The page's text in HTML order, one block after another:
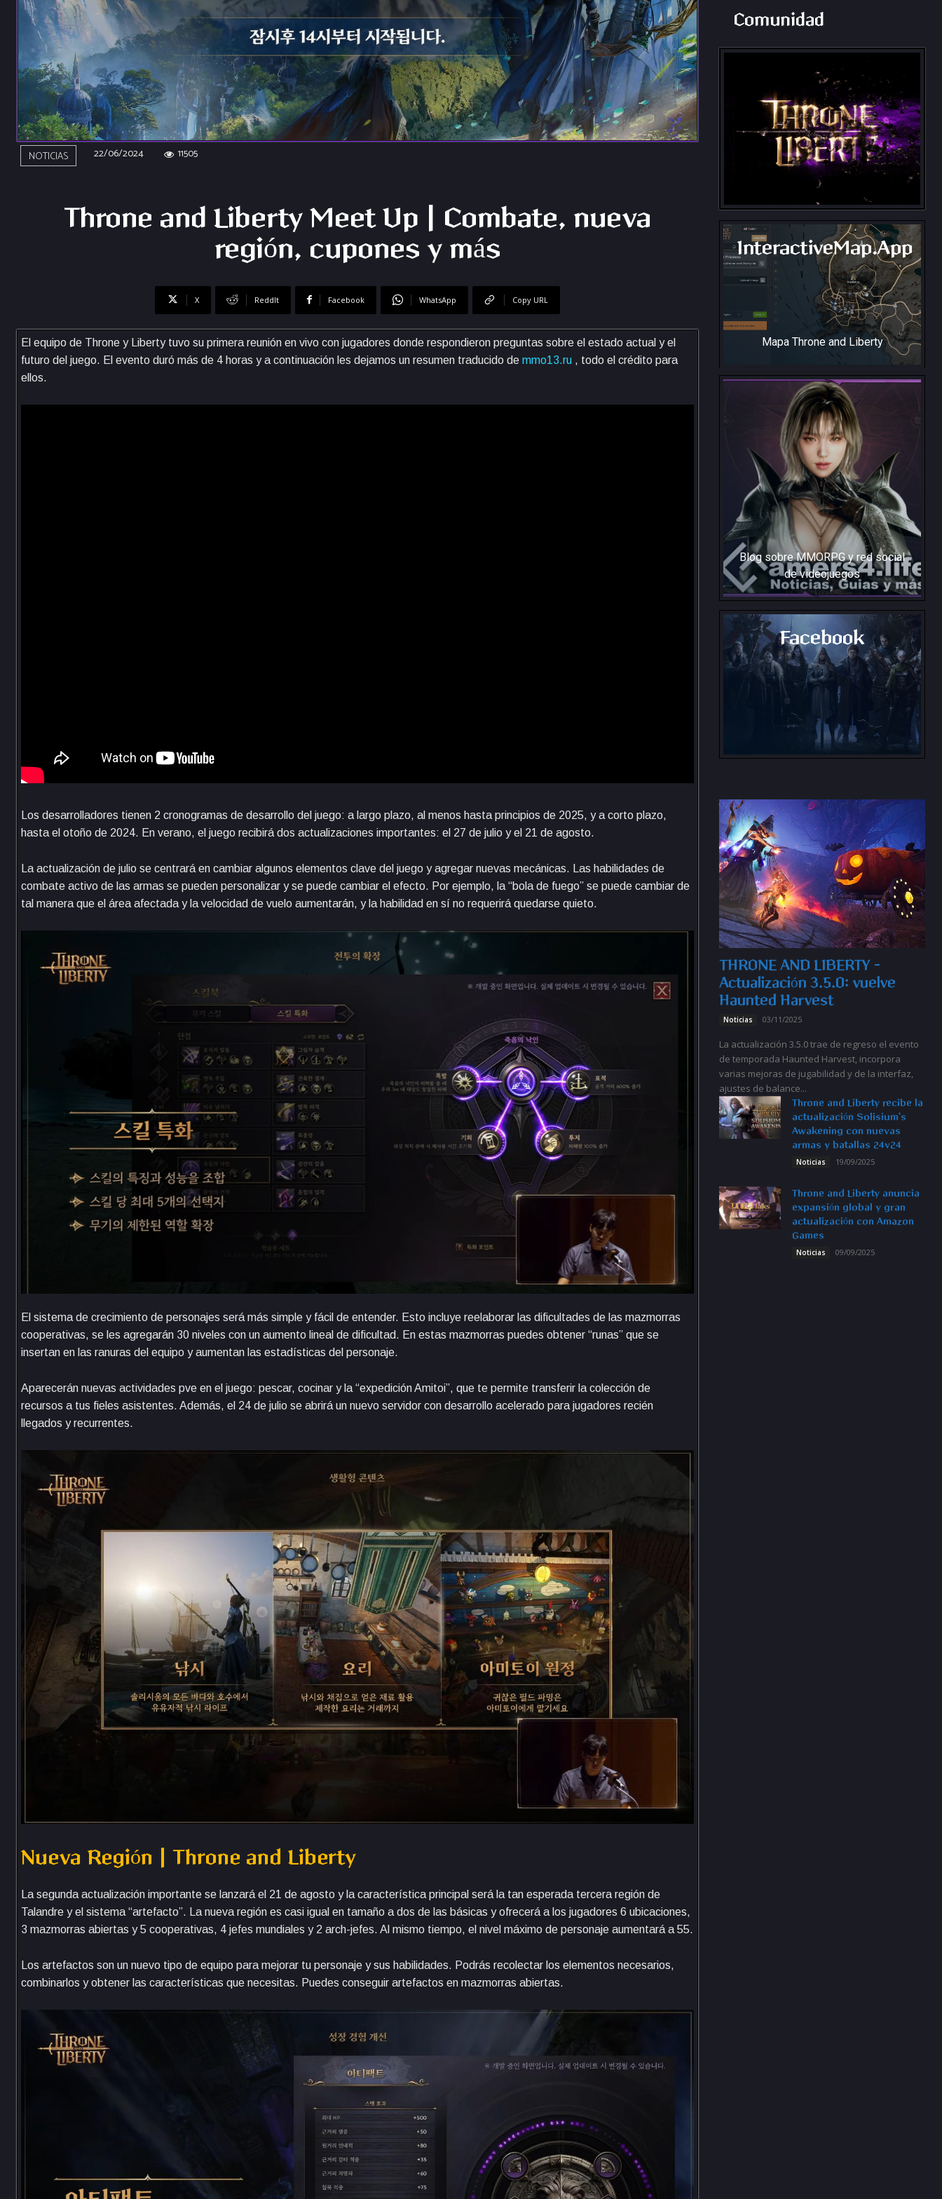
NOTICIAS 22/06/2024 11505
Throne and Liberty Meet Up | Combate, nueva
región, cupones y más
X ReddIt Facebook WhatsApp Copy URL
El equipo de Throne y Liberty tuvo su primera reunión en vivo con jugadores donde respondieron preguntas sobre el estado actual y el
futuro del juego. El evento duró más de 4 horas y a continuación les dejamos un resumen traducido de mmo13.ru , todo el crédito para
ellos.
Los desarrolladores tienen 2 cronogramas de desarrollo del juego: a largo plazo, al menos hasta principios de 2025, y a corto plazo,
hasta el otoño de 2024. En verano, el juego recibirá dos actualizaciones importantes: el 27 de julio y el 21 de agosto.
La actualización de julio se centrará en cambiar algunos elementos clave del juego y agregar nuevas mecánicas. Las habilidades de
combate activo de las armas se pueden personalizar y se puede cambiar el efecto. Por ejemplo, la “bola de fuego” se puede cambiar de
tal manera que el área afectada y la velocidad de vuelo aumentarán, y la habilidad en sí no requerirá quedarse quieto.
El sistema de crecimiento de personajes será más simple y fácil de entender. Esto incluye reelaborar las dificultades de las mazmorras
cooperativas, se les agregarán 30 niveles con un aumento lineal de dificultad. En estas mazmorras puedes obtener “runas” que se
insertan en las ranuras del equipo y aumentan las estadísticas del personaje.
Aparecerán nuevas actividades pve en el juego: pescar, cocinar y la “expedición Amitoi”, que te permite transferir la colección de
recursos a tus fieles asistentes. Además, el 24 de julio se abrirá un nuevo servidor con desarrollo acelerado para jugadores recién
llegados y recurrentes.
Nueva Región | Throne and Liberty
La segunda actualización importante se lanzará el 21 de agosto y la característica principal será la tan esperada tercera región de
Talandre y el sistema “artefacto”. La nueva región es casi igual en tamaño a dos de las básicas y ofrecerá a los jugadores 6 ubicaciones,
3 mazmorras abiertas y 5 cooperativas, 4 jefes mundiales y 2 arch-jefes. Al mismo tiempo, el nivel máximo de personaje aumentará a 55.
Los artefactos son un nuevo tipo de equipo para mejorar tu personaje y sus habilidades. Podrás recolectar los elementos necesarios,
combinarlos y obtener las características que necesitas. Puedes conseguir artefactos en mazmorras abiertas.
Comunidad
InteractiveMap.App
Mapa Throne and Liberty
Blog sobre MMORPG y red social
de videojuegos
Gamers4.Life
Facebook
THRONE AND LIBERTY –
Actualización 3.5.0: vuelve
Haunted Harvest
Noticias 03/11/2025
La actualización 3.5.0 trae de regreso el evento
de temporada Haunted Harvest, incorpora
varias mejoras de jugabilidad y de la interfaz,
ajustes de balance...
Throne and Liberty recibe la
actualización Solisium’s
Awakening con nuevas
armas y batallas 24v24
Noticias
19/09/2025
Throne and Liberty anuncia
expansión global y gran
actualización con Amazon
Games
Noticias
09/09/2025